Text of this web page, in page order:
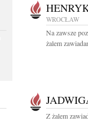
WROCŁAW
Na zawsze
żalem
Z żalem